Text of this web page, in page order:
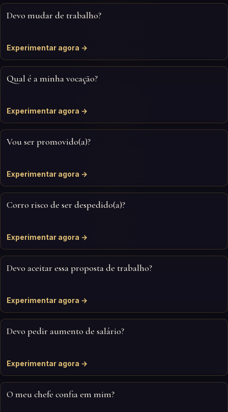
Devo mudar de trabalho?
Experimentar agora →
Qual é a minha vocação?
Experimentar agora →
Vou ser promovido(a)?
Experimentar agora →
Corro risco de ser despedido(a)?
Experimentar agora →
Devo aceitar essa proposta de trabalho?
Experimentar agora →
Devo pedir aumento de salário?
Experimentar agora →
O meu chefe confia em mim?